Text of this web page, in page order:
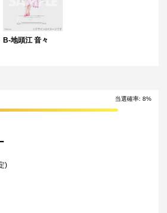
中のWチャンス賞へ応募となります。
B-地頭江 音々
当選確率: 8%
)